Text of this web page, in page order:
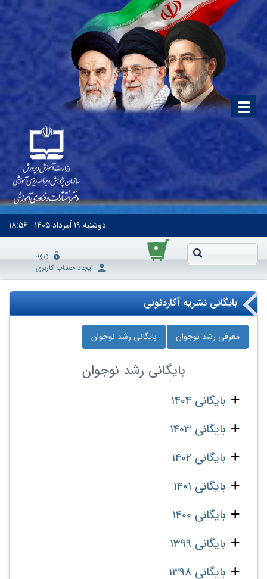
دوشنبه ۱۹ اَمرداد ۱۴۰۵ ۱۸:۵۶
۰
ورود
ایجاد حساب کاربری
بایگانی نشریه آکاردئونی
معرفی رشد نوجوان بایگانی رشد نوجوان
بایگانی رشد نوجوان
بایگانی 1404
بایگانی 1403
بایگانی 1402
بایگانی 1401
بایگانی 1400
بایگانی 1399
بایگانی 1398